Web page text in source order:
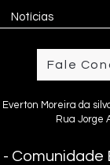
Notícias
Fale
Everton Moreira da
Rua Jorge